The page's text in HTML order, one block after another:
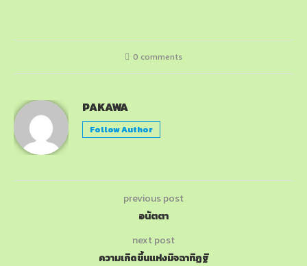
0 comments
PAKAWA
Follow Author
previous post
อนัตตา
next post
ความเกิดขึ้นแห่งมิจฉาทิฏฐิ